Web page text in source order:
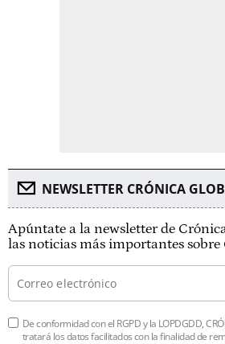
NEWSLETTER CRÓNICA
Apúntate a la newsletter de
las noticias más importantes sobre
De conformidad con el RGPD y la LOPDGDD,
tratará los datos facilitados con la finalidad de